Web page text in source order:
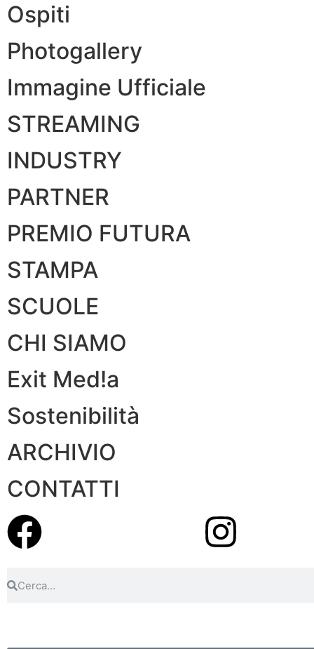
Ospiti
Photogallery
Immagine Ufficiale
STREAMING
INDUSTRY
PARTNER
PREMIO FUTURA
STAMPA
SCUOLE
CHI SIAMO
Exit Med!a
Sostenibilità
ARCHIVIO
CONTATTI